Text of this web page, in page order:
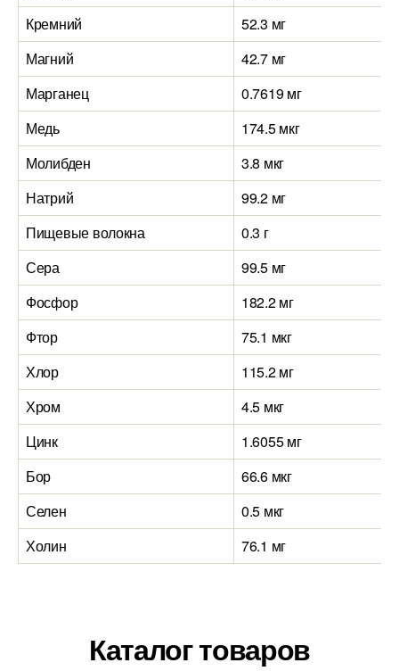
Кремний
52.3 мг
Магний
42.7 мг
Марганец
0.7619 мг
Медь
174.5 мкг
Молибден
3.8 мкг
Натрий
99.2 мг
Пищевые волокна
0.3 г
Сера
99.5 мг
Фосфор
182.2 мг
Фтор
75.1 мкг
Хлор
115.2 мг
Хром
4.5 мкг
Цинк
1.6055 мг
Бор
66.6 мкг
Селен
0.5 мкг
Холин
76.1 мг
Каталог товаров